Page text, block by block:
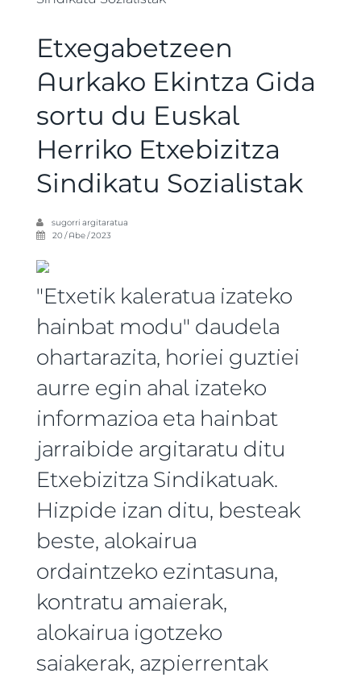
Etxegabetzeen
Aurkako Ekintza Gida
sortu du Euskal
Herriko Etxebizitza
Sindikatu Sozialistak
sugorri argitaratua
20 / Abe / 2023
"Etxetik kaleratua izateko
hainbat modu" daudela
ohartarazita, horiei guztiei
aurre egin ahal izateko
informazioa eta hainbat
jarraibide argitaratu ditu
Etxebizitza Sindikatuak.
Hizpide izan ditu, besteak
beste, alokairua
ordaintzeko ezintasuna,
kontratu amaierak,
alokairua igotzeko
saiakerak, azpierrentak